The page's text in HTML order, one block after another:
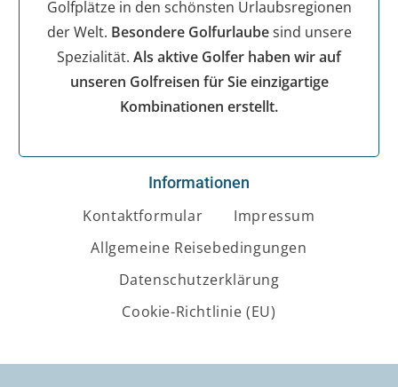
Golfplätze in den schönsten Urlaubsregionen
der Welt. Besondere Golfurlaubesind unsere
Spezialität. Als aktive Golfer haben wir auf
unseren Golfreisen für Sie einzigartige
Kombinationen erstellt.
Informationen
Kontaktformular
Impressum
Allgemeine Reisebedingungen
Datenschutzerklärung
Cookie-Richtlinie (EU)